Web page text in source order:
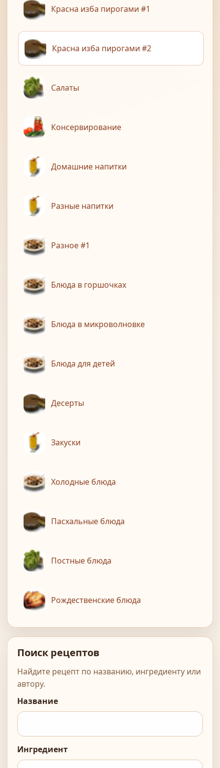
Красна изба пирогами #1
Красна изба пирогами #2
Салаты
Консервирование
Домашние напитки
Разные напитки
Разное #1
Блюда в горшочках
Блюда в микроволновке
Блюда для детей
Десерты
Закуски
Холодные блюда
Пасхальные блюда
Постные блюда
Рождественские блюда
Поиск рецептов
Найдите рецепт по названию, ингредиенту или
автору.
Название
Ингредиент